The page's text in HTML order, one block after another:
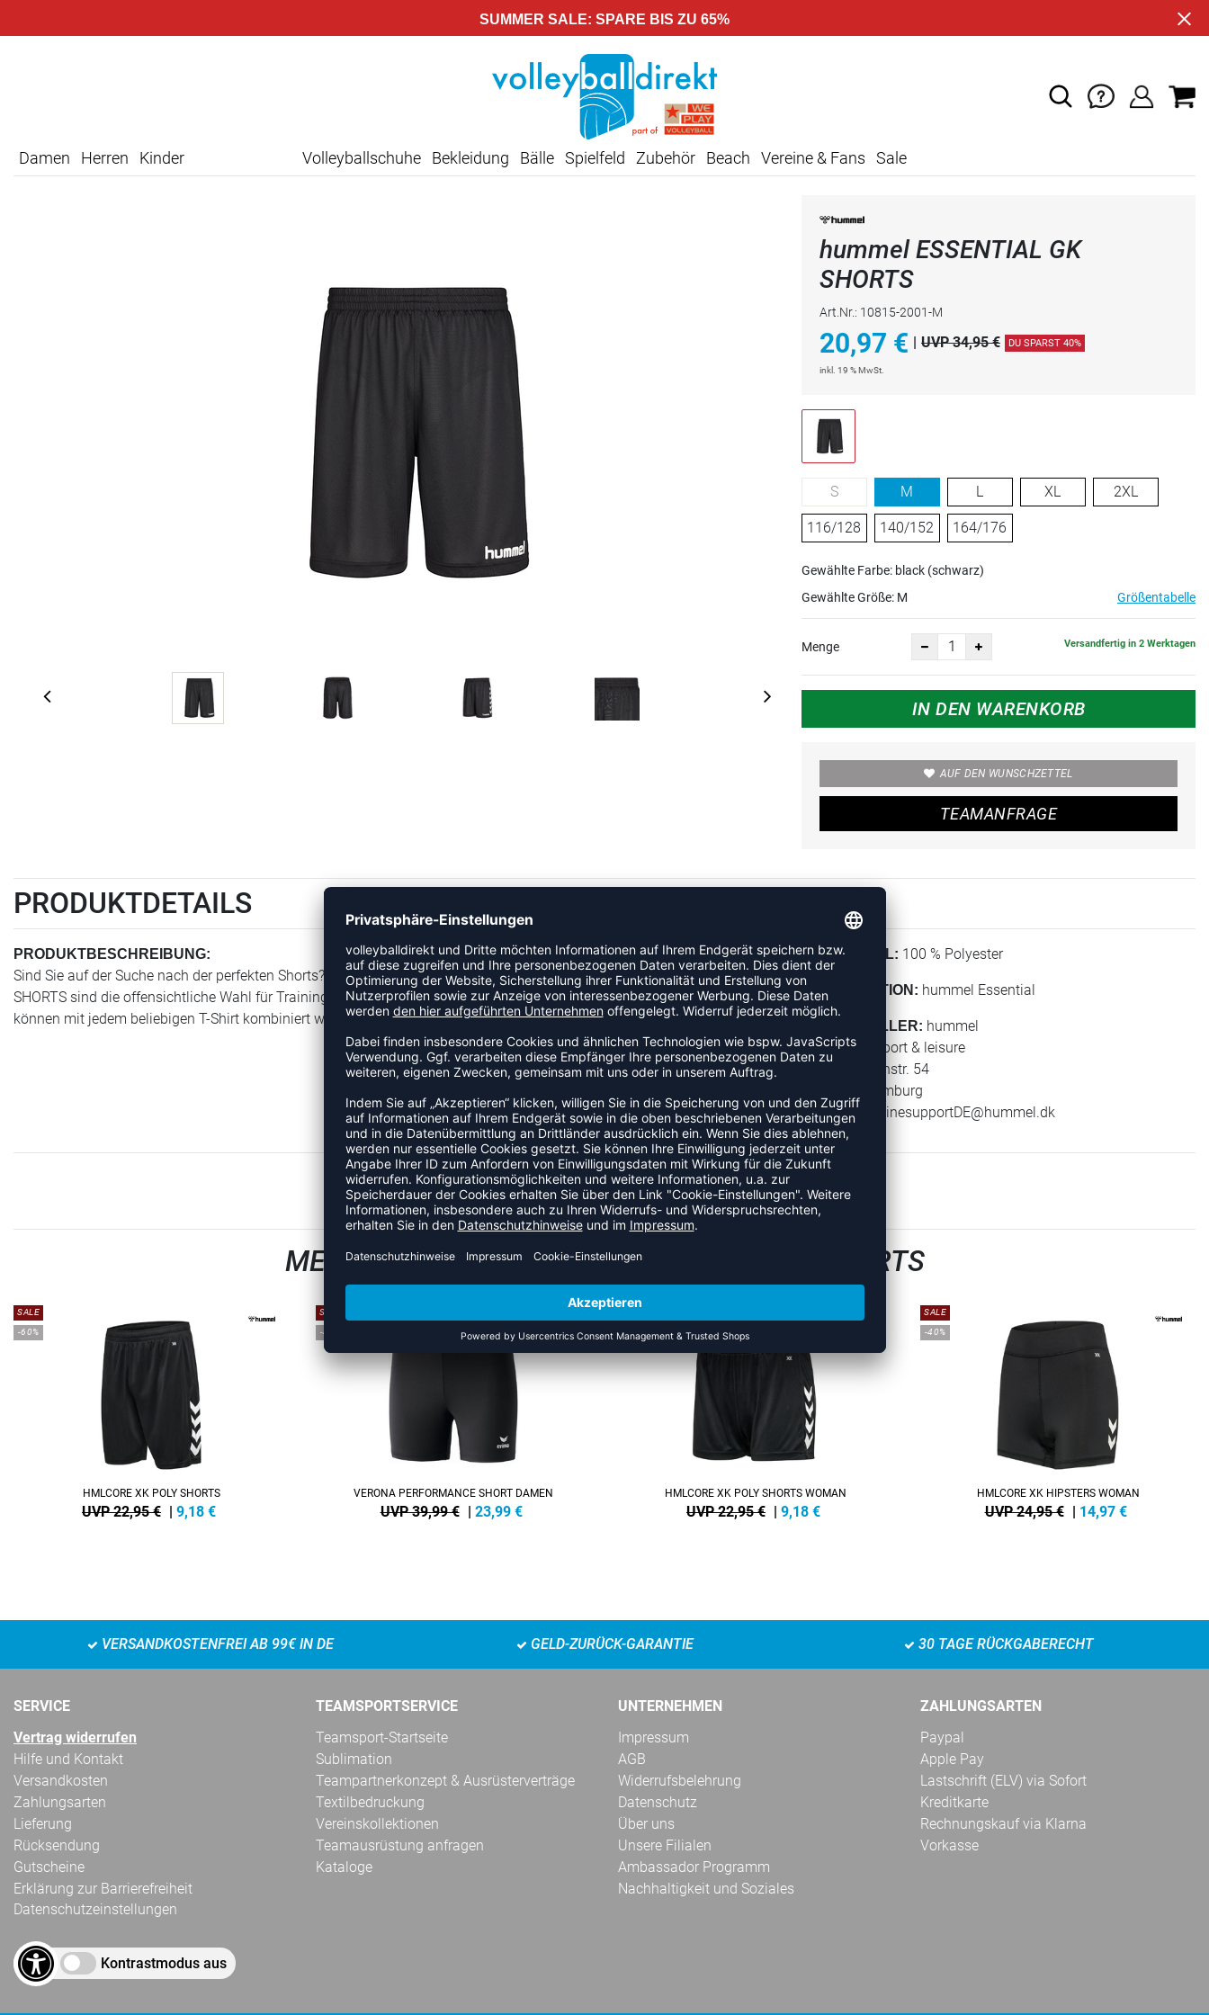
SUMMER SALE: SPARE BIS ZU 65%
Damen Herren Kinder Volleyballschuhe Bekleidung Bälle Spielfeld Zubehör Beach Vereine & Fans Sale
hummel ESSENTIAL GK
SHORTS
Art.Nr.: 10815-2001-M
20,97 € UVP 34,95 € DU SPARST 40%
inkl. 19 % MwSt.
S M L XL 2XL
116/128 140/152 164/176
Gewählte Farbe: black (schwarz)
Gewählte Größe: M Größentabelle
Menge Versandfertig in 2 Werktagen
IN DEN WARENKORB
AUF DEN WUNSCHZETTEL
TEAMANFRAGE
PRODUKTDETAILS
PRODUKTBESCHREIBUNG:
Sind Sie auf der Suche nach der perfekten Shorts? Dann haben Sie sie gerade gefunden. Die hummel® ESSENTIAL GK
SHORTS sind die offensichtliche Wahl für Training oder Spieltage. Die Shorts haben eine Feuchtigkeitsregulierung und
können mit jedem beliebigen T-Shirt kombiniert werden.
MATERIAL: 100 % Polyester
KOLLEKTION: hummel Essential
HERSTELLER: hummel
hummel sport & leisure
Leverkusenstr. 54
22761 Hamburg
E-Mail:
onlinesupportDE@hummel.dk
ZULETZT ANGESEHEN
MEHR AUS DER KATEGORIE VOLLEYBALLSHORTS
SALE
-60%
HMLCORE XK POLY SHORTS
UVP 22,95 € | 9,18 €
SALE
-40%
VERONA PERFORMANCE SHORT DAMEN
UVP 39,99 € | 23,99 €
-60%
HMLCORE XK POLY SHORTS WOMAN
UVP 22,95 € | 9,18 €
SALE
-40%
HMLCORE XK HIPSTERS WOMAN
UVP 24,95 € | 14,97 €
VERSANDKOSTENFREI AB 99€ IN DE GELD-ZURÜCK-GARANTIE 30 TAGE RÜCKGABERECHT
SERVICE
Vertrag widerrufen
Hilfe und Kontakt
Versandkosten
Zahlungsarten
Lieferung
Rücksendung
Gutscheine
Erklärung zur Barrierefreiheit
Datenschutzeinstellungen
Kontrastmodus aus
TEAMSPORTSERVICE
Teamsport-Startseite
Sublimation
Teampartnerkonzept & Ausrüsterverträge
Textilbedruckung
Vereinskollektionen
Teamausrüstung anfragen
Kataloge
UNTERNEHMEN
Impressum
AGB
Widerrufsbelehrung
Datenschutz
Über uns
Unsere Filialen
Ambassador Programm
Nachhaltigkeit und Soziales
ZAHLUNGSARTEN
Paypal
Apple Pay
Lastschrift (ELV) via Sofort
Kreditkarte
Rechnungskauf via Klarna
Vorkasse